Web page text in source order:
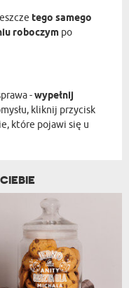
tego samego
roboczym po
-wypełnij
kliknij przycisk
które pojawi się u